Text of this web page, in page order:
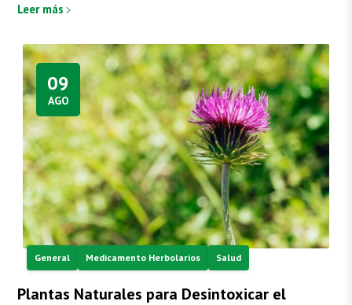
Leer más
09
AGO
General Medicamento Herbolarios Salud
Plantas Naturales para Desintoxicar el